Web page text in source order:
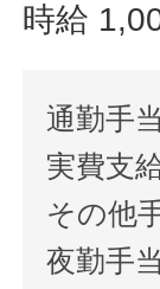
時給
通勤手当
実費支
その他
夜勤手